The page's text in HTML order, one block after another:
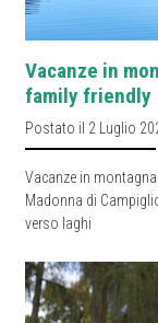
Vacanze in
family friendly
Postato il 2 Luglio
Vacanze in
Madonna di
verso laghi